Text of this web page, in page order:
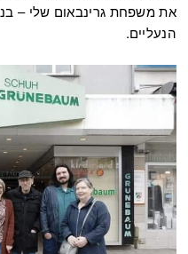
את משפחת גרינבאום שלי –
הנעליים.